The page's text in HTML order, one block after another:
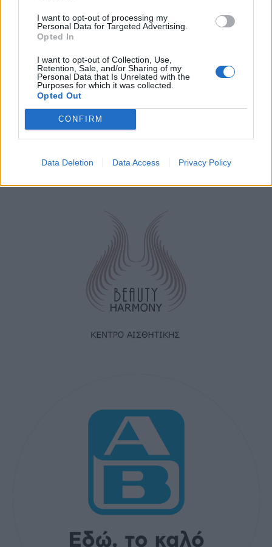
I want to opt-out of processing my
Personal Data for Targeted Advertising.
Opted In
I want to opt-out of Collection, Use,
Retention, Sale, and/or Sharing of my
Personal Data that Is Unrelated with the
Purposes for which it was collected.
Opted Out
CONFIRM
Data Deletion Data Access Privacy Policy